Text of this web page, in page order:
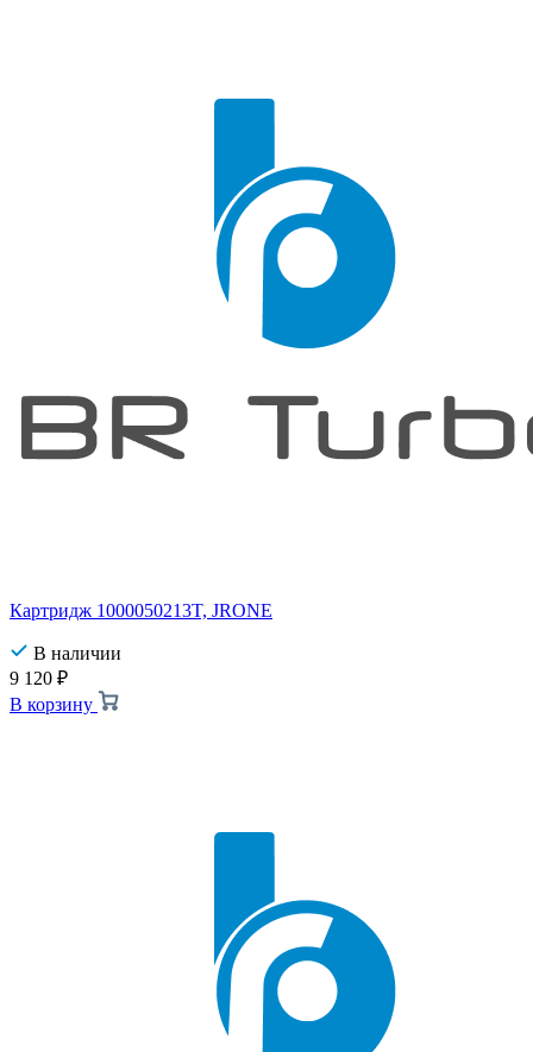
Картридж 1000050213T, JRONE
В наличии
9 120 ₽
В корзину